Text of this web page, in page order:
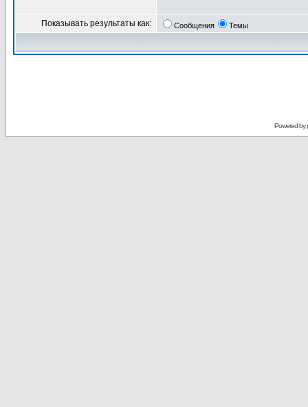
Показывать результаты как: Сообщения Темы
Powered by